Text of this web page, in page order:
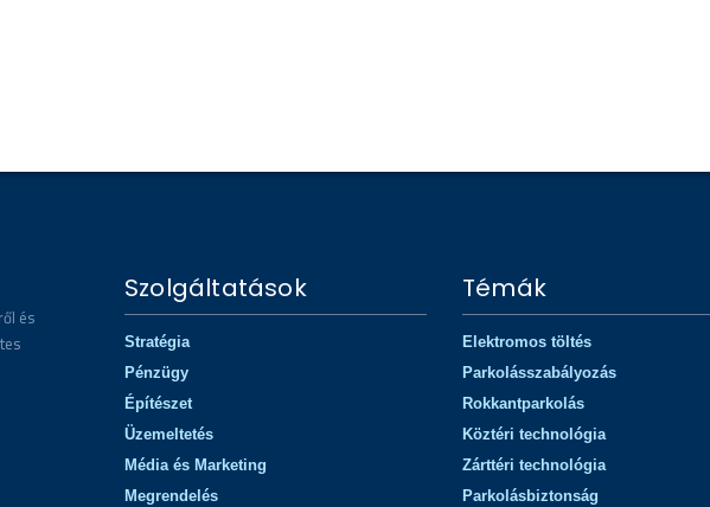
és
Szolgáltatások
Stratégia
Pénzügy
Építészet
Üzemeltetés
Média és Marketing
Megrendelés
Témák
Elektromos töltés
Parkolásszabályozás
Rokkantparkolás
Köztéri technológia
Zárttéri technológia
Parkolásbiztonság